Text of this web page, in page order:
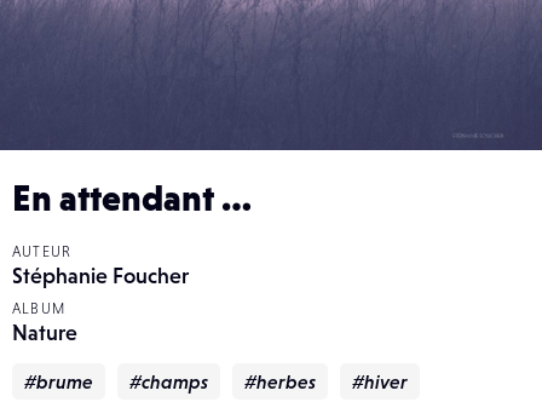
En attendant …
AUTEUR
Stéphanie Foucher
ALBUM
Nature
#brume #champs #herbes #hiver